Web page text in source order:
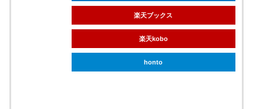
楽天ブックス
楽天kobo
honto